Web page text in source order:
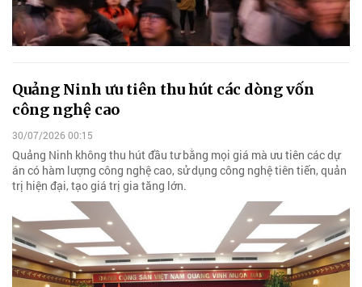
Quảng Ninh ưu tiên thu hút các dòng vốn
công nghệ cao
30/07/2026 00:15
Quảng Ninh không thu hút đầu tư bằng mọi giá mà ưu tiên các dự
án có hàm lượng công nghệ cao, sử dụng công nghệ tiên tiến, quản
trị hiện đại, tạo giá trị gia tăng lớn.